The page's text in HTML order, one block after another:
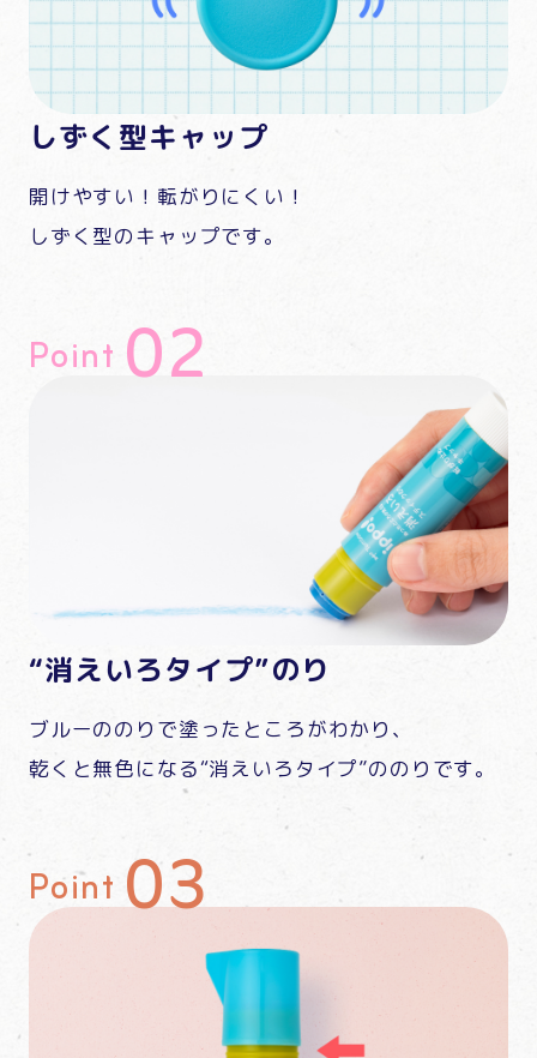
しずく型キャップ
開けやすい！転がりにくい！
しずく型のキャップです。
Point
“消えいろタイプ”のり
ブルーののりで塗ったところがわかり、
乾くと無色になる“消えいろタイプ”ののりです。
Point